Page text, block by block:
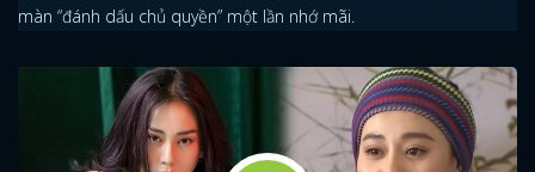
màn “đánh dấu chủ quyền” một lần nhớ mãi.